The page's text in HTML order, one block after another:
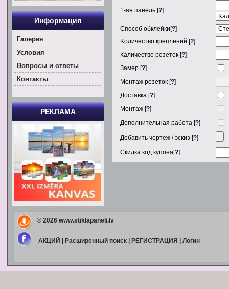
1-ая панель [?]
Способ обклейки[?]
Kоличество креплений [?]
Каличество розеток [?]
Замер [?]
Монтаж розеток [?]
Доставка [?]
Монтаж [?]
Дополнительная работа [?]
Добавить чертеж / эскиз [?]
Скидка код купона[?]
Информация
Галерея
Условия
Вoпросы и ответы
Контакты
РЕКЛАМА
© 2026 www.stiklapaneli.lv
АКЦИЙ Расширенный поиск| РЕГИСТРАЦИЯ Логин